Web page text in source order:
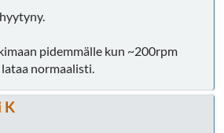
pidemmälle kun ~200rpm
normaalisti.
K